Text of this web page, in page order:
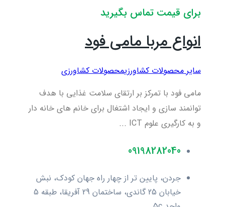
برای قیمت تماس بگیرید
انواع مربا مامی فود
سایر محصولات کشاورزیمحصولات کشاورزی
مامی فود با تمرکز بر ارتقای سلامت غذایی با هدف
توانمند سازی و ایجاد اشتغال برای خانم های خانه دار
و به کارگیری علوم ICT ...
09198282040
جردن، پایین تر از چهار راه جهان کودک، نبش
خیابان 25 گاندی، ساختمان 29 آفریقا، طبقه 5